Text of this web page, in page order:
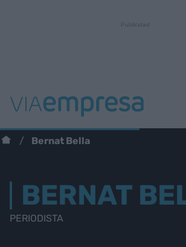
Bernat Bella
BERNAT
PERIODISTA